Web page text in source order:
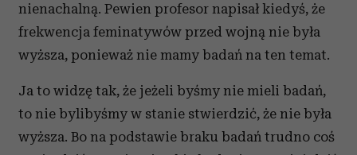
nienachalną. Pewien profesor napisał kiedyś, że
frekwencja feminatywów przed wojną nie była
wyższa, ponieważ nie mamy badań na ten temat.
Ja to widzę tak, że jeżeli byśmy nie mieli badań,
to nie bylibyśmy w stanie stwierdzić, że nie była
wyższa. Bo na podstawie braku badań trudno coś